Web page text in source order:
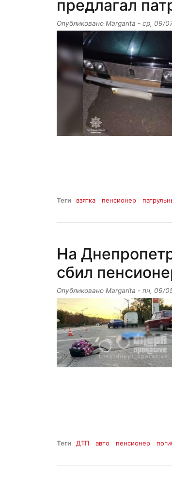
предлагал
Опубликовано Margarita - ср, 09/
Теги взятка пенсионер
На
сбил
Опубликовано Margarita - пн, 09/
Теги ДТП авто пенсионер